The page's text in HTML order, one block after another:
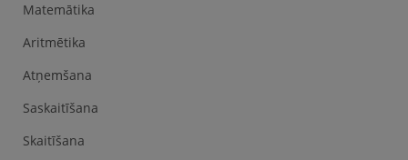
Matemātika
Aritmētika
Atņemšana
Saskaitīšana
Skaitīšana